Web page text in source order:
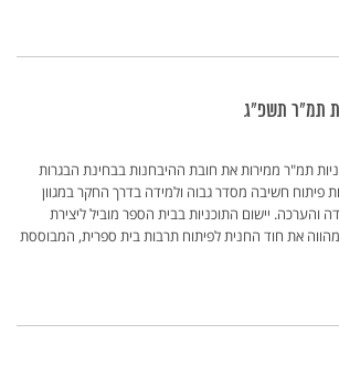
תמ"ר תשפ"ג
תמ"ר ממירות את חובת ההיבחנות בבחינת הבגרות
משלבות פיתוח חשיבה מסדר גבוה ולמידה בדרך החקר במגוון
והערכה. יישום התוכניות בבית הספר מוביל ליצירת
את חוד החנית לפיתוח תרבות בית ספרית, המבוססת